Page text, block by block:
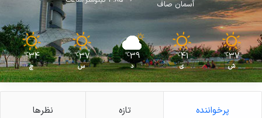
آسمان صاف
37
℃
ش
41
℃
ی
39
℃
د
37
℃
س
34
℃
چ
پرخواننده تازه نظرها